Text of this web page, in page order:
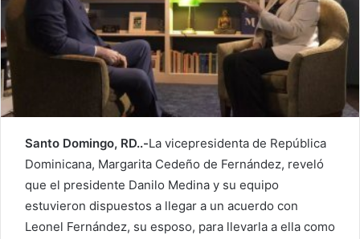
Santo Domingo, RD..-La vicepresidenta de República
Dominicana, Margarita Cedeño de Fernández, reveló
que el presidente Danilo Medina y su equipo
estuvieron dispuestos a llegar a un acuerdo con
Leonel Fernández, su esposo, para llevarla a ella como